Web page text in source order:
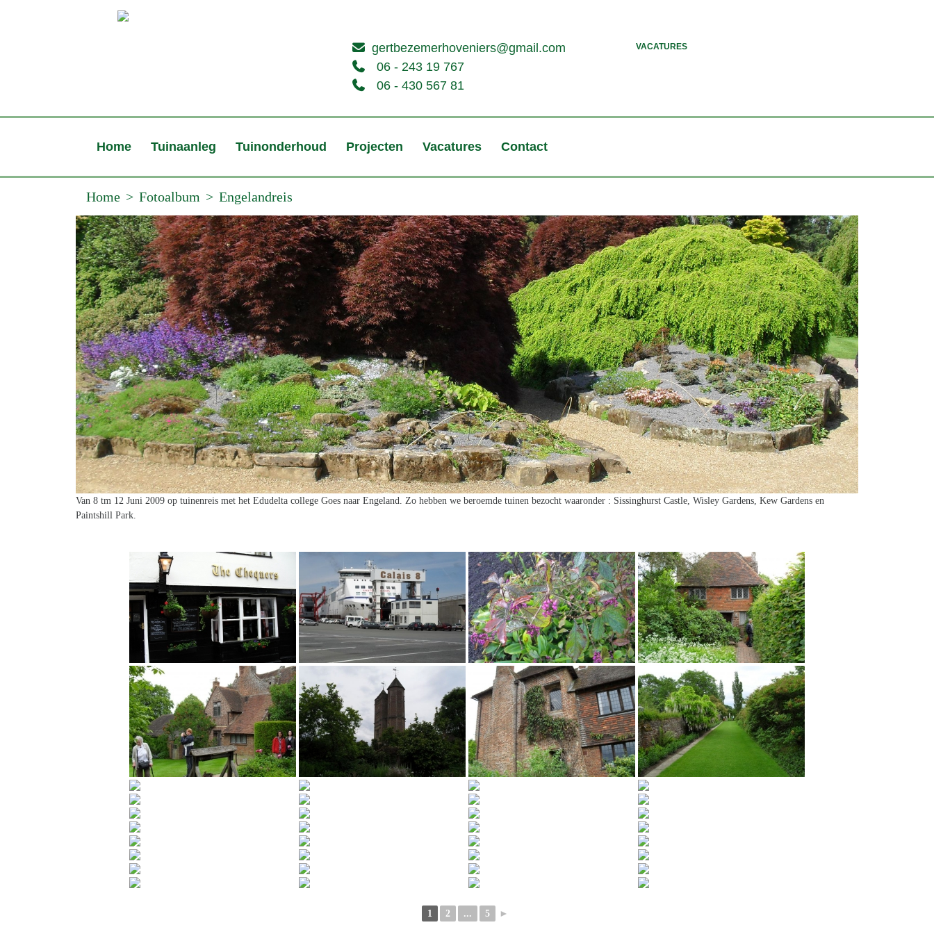
gertbezemerhoveniers@gmail.com
06 - 243 19 767
06 - 430 567 81
VACATURES
Home Tuinaanleg Tuinonderhoud Projecten Vacatures Contact
Home Fotoalbum Engelandreis
Van 8 tm 12 Juni 2009 op tuinenreis met het Edudelta college Goes naar Engeland. Zo hebben we beroemde tuinen bezocht waaronder : Sissinghurst Castle, Wisley Gardens, Kew Gardens en
Paintshill Park.
1 2 ... 5 ►